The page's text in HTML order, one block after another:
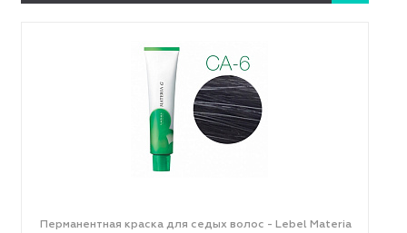
Перманентная краска для седых волос - Lebel Materia